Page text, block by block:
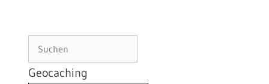
Geocaching